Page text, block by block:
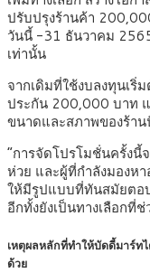
ปรับปรุงร้านค้า
วันนี้ -31 ธันวาคม
เท่านั้น
จากเดิมที่ใช้งบลงทุนเริ่
ประกัน 200,000 บาท
ขนาดและสภาพของร้า
“การจัดโปรโมชั่นครั้งนี้
ห่วย และผู้ที่กำลังมอง
ให้มีรูปแบบที่ทันสมัยตอ
อีกทั้งยังเป็นทางเลือกที่
เหตุผลหลักที่ทำให้บัดดี้มาร์ท
ด้วย